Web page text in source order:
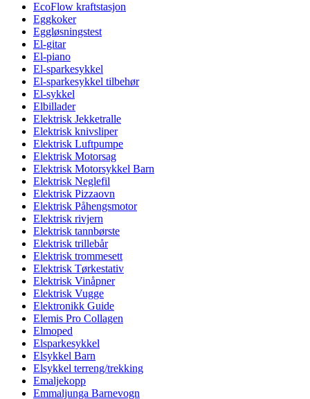
EcoFlow kraftstasjon
Eggkoker
Eggløsningstest
El-gitar
El-piano
El-sparkesykkel
El-sparkesykkel tilbehør
El-sykkel
Elbillader
Elektrisk Jekketralle
Elektrisk knivsliper
Elektrisk Luftpumpe
Elektrisk Motorsag
Elektrisk Motorsykkel Barn
Elektrisk Neglefil
Elektrisk Pizzaovn
Elektrisk Påhengsmotor
Elektrisk rivjern
Elektrisk tannbørste
Elektrisk trillebår
Elektrisk trommesett
Elektrisk Tørkestativ
Elektrisk Vinåpner
Elektrisk Vugge
Elektronikk Guide
Elemis Pro Collagen
Elmoped
Elsparkesykkel
Elsykkel Barn
Elsykkel terreng/trekking
Emaljekopp
Emmaljunga Barnevogn